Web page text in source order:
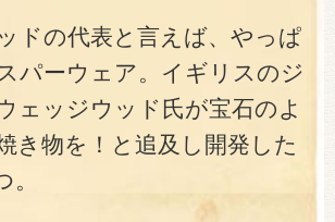
ドの代表と言えば、やっぱ
パーウェア。イギリスのジ
ェッジウッド氏が宝石のよ
き物を！と追及し開発した